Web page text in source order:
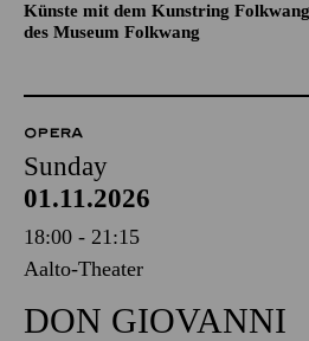
Künste mit dem Kunstring
des Museum Folkwang
OPERA
Sunday
01.11.2026
18:00 - 21:15
Aalto-Theater
DON GIOVANNI